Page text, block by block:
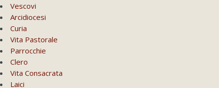
Vescovi
Arcidiocesi
Curia
Vita Pastorale
Parrocchie
Clero
Vita Consacrata
Laici